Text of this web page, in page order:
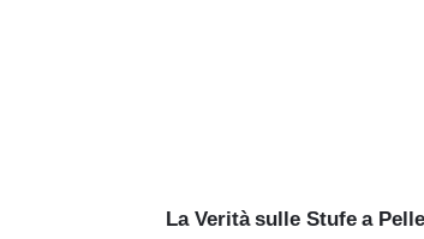
La Verità sulle Stufe a